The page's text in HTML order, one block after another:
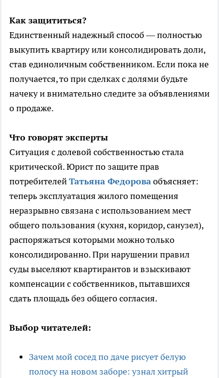
Как защититься?
Единственный надежный способ — полностью
выкупить квартиру или консолидировать доли,
став единоличным собственником. Если пока не
получается, то при сделках с долями будьте
начеку и внимательно следите за объявлениями
о продаже.
Что говорят эксперты
Ситуация с долевой собственностью стала
критической. Юрист по защите прав
потребителейТатьяна Федороваобъясняет:
теперь эксплуатация жилого помещения
неразрывно связана с использованием мест
общего пользования (кухня, коридор, санузел),
распоряжаться которыми можно только
консолидированно. При нарушении правил
суды выселяют квартирантов и взыскивают
компенсации с собственников, пытавшихся
сдать площадь без общего согласия.
Выбор читателей:
Зачем мой сосед по даче рисует белую
полосу на новом заборе: узнал хитрый